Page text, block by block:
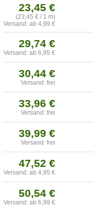
23,45 €
(23,45 € / 1 m)
Versand: ab 4,99 €
29,74 €
Versand: ab 6,95 €
30,44 €
Versand: frei
33,96 €
Versand: frei
39,99 €
Versand: frei
47,52 €
Versand: ab 4,95 €
50,54 €
Versand: ab 6,99 €